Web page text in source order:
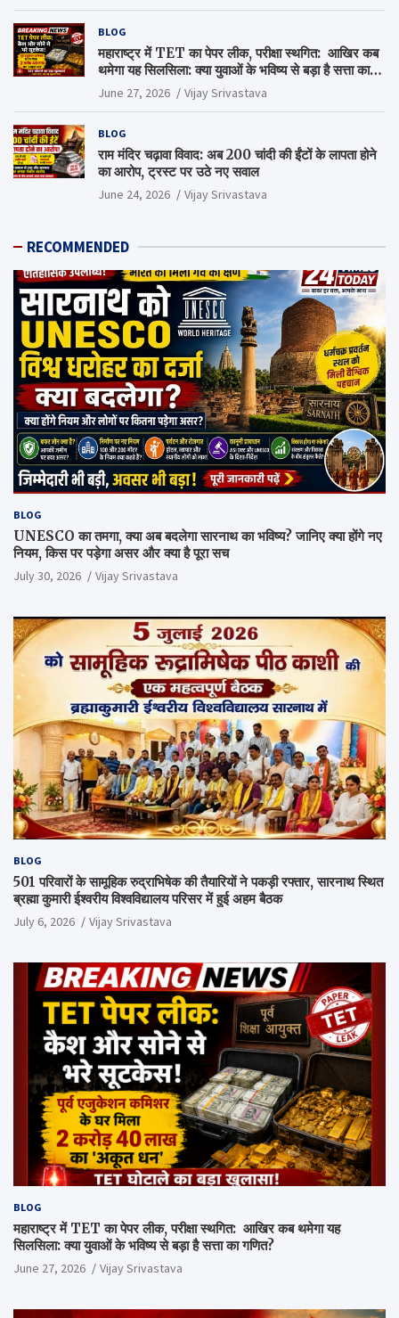
BLOG
महाराष्ट्र में TET का पेपर लीक, परीक्षा स्थगित: आखिर कब
थमेगा यह सिलसिला: क्या युवाओं के भविष्य से बड़ा है सत्ता का
गणित?
June 27, 2026 Vijay Srivastava
BLOG
राम मंदिर चढ़ावा विवाद: अब 200 चांदी की ईंटों के लापता होने
का आरोप, ट्रस्ट पर उठे नए सवाल
June 24, 2026 Vijay Srivastava
RECOMMENDED
BLOG
UNESCO का तमगा, क्या अब बदलेगा सारनाथ का भविष्य? जानिए क्या होंगे नए
नियम, किस पर पड़ेगा असर और क्या है पूरा सच
July 30, 2026 Vijay Srivastava
BLOG
501 परिवारों के सामूहिक रुद्राभिषेक की तैयारियों ने पकड़ी रफ्तार, सारनाथ स्थित
ब्रह्मा कुमारी ईश्वरीय विश्वविद्यालय परिसर में हुई अहम बैठक
July 6, 2026 Vijay Srivastava
BLOG
महाराष्ट्र में TET का पेपर लीक, परीक्षा स्थगित: आखिर कब थमेगा यह
सिलसिला: क्या युवाओं के भविष्य से बड़ा है सत्ता का गणित?
June 27, 2026 Vijay Srivastava